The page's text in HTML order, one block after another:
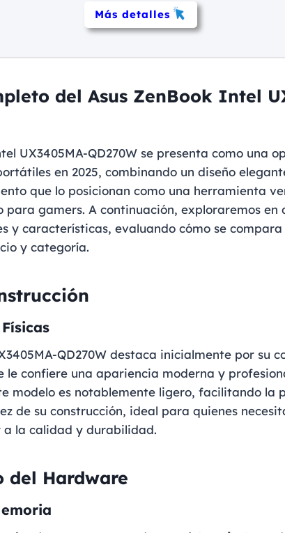
Más detalles
del Asus ZenBook Intel
UX3405MA-QD270W se presenta como una
en 2025, combinando un diseño
que lo posicionan como una herramienta
para gamers. A continuación, exploraremos en
y características, evaluando cómo se
y categoría.
QD270W destaca inicialmente por su
le confiere una apariencia moderna y
modelo es notablemente ligero, facilitando la
de su construcción, ideal para quienes
a la calidad y durabilidad.
del Hardware